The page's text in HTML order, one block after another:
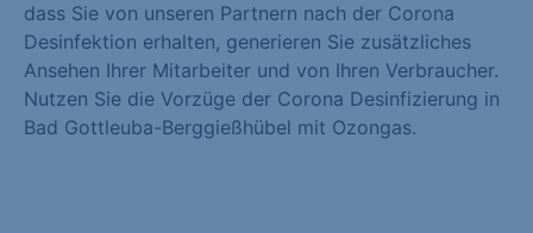
dass Sie von unseren Partnern nach der Corona
Desinfektion erhalten, generieren Sie zusätzliches
Ansehen Ihrer Mitarbeiter und von Ihren Verbraucher.
Nutzen Sie die Vorzüge der Corona Desinfizierung in
Bad Gottleuba-Berggießhübel mit Ozongas.